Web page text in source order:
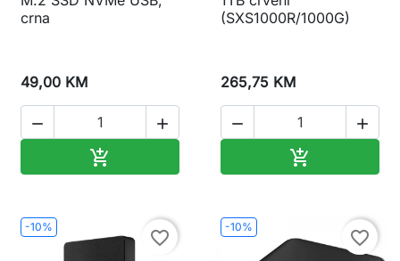
crna
49,00 KM
 

(SXS1000R/1000G)
265,75 KM
 

-10%
favorite_border
-10%
favorite_border